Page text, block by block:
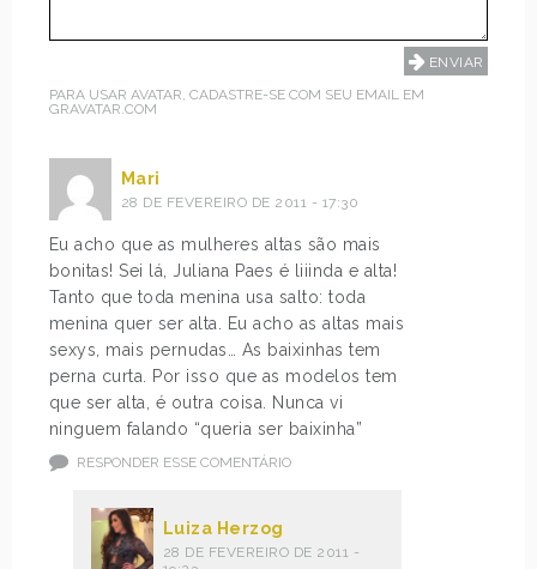
PARA USAR AVATAR, CADASTRE-SE COM SEU EMAIL EM
GRAVATAR.COM
Mari
28 DE FEVEREIRO DE 2011 - 17:30
Eu acho que as mulheres altas são mais
bonitas! Sei lá, Juliana Paes é liiinda e alta!
Tanto que toda menina usa salto: toda
menina quer ser alta. Eu acho as altas mais
sexys, mais pernudas… As baixinhas tem
perna curta. Por isso que as modelos tem
que ser alta, é outra coisa. Nunca vi
ninguem falando “queria ser baixinha”
RESPONDER ESSE COMENTÁRIO
Luiza Herzog
28 DE FEVEREIRO DE 2011 -